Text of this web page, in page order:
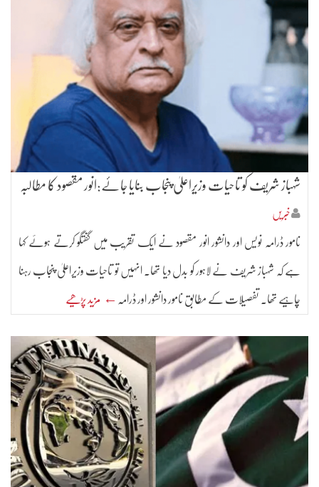
شہباز شریف کو تاحیات وزیراعلیٰ پنجاب بنایا جائے:انور مقصود کا مطالبہ
خبریں
نامور ڈرامہ نویس اور دانشور انور مقصود نے ایک تقریب میں گفتگو کرتے ہوئے کہا
ہے کہ شہباز شریف نے لاہور کو بدل دیا تھا۔ انہیں تو تاحیات وزیراعلیٰ پنجاب رہنا
چاہیے تھا۔ تفصیلات کے مطابق نامور دانشور اور ڈرامہ ← مزید پڑھیے